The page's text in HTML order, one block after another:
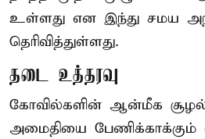
உள்ளது என இந்து சமய
தெரிவித்துள்ளது.
தடை உத்தரவு
கோவில்களின் ஆன்மீக
அமைதியை பேணிக்காக்கும்